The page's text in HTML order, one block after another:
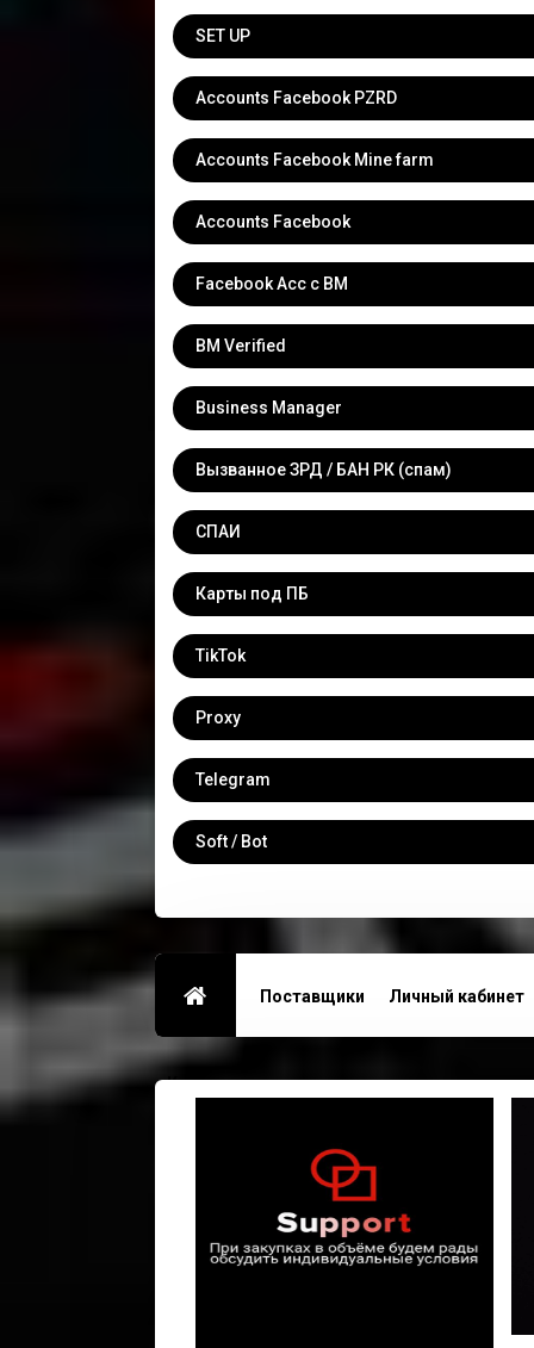
SET UP
Accounts Facebook PZRD
Accounts Facebook Mine farm
Accounts Facebook
Facebook Acc с BM
BM Verified
Business Manager
Вызванное ЗРД / БАН РК (спам)
СПАИ
Карты под ПБ
TikTok
Proxy
Telegram
Soft / Bot
Поставщики Личный кабинет
Контакты